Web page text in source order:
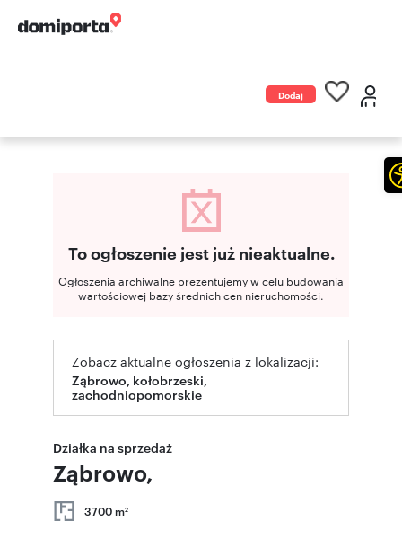
Dodaj
To ogłoszenie jest już nieaktualne.
Ogłoszenia archiwalne prezentujemy w celu budowania
wartościowej bazy średnich cen nieruchomości.
Zobacz aktualne ogłoszenia z lokalizacji:
Ząbrowo, kołobrzeski,
zachodniopomorskie
Działka na sprzedaż
Ząbrowo,
3700 m2